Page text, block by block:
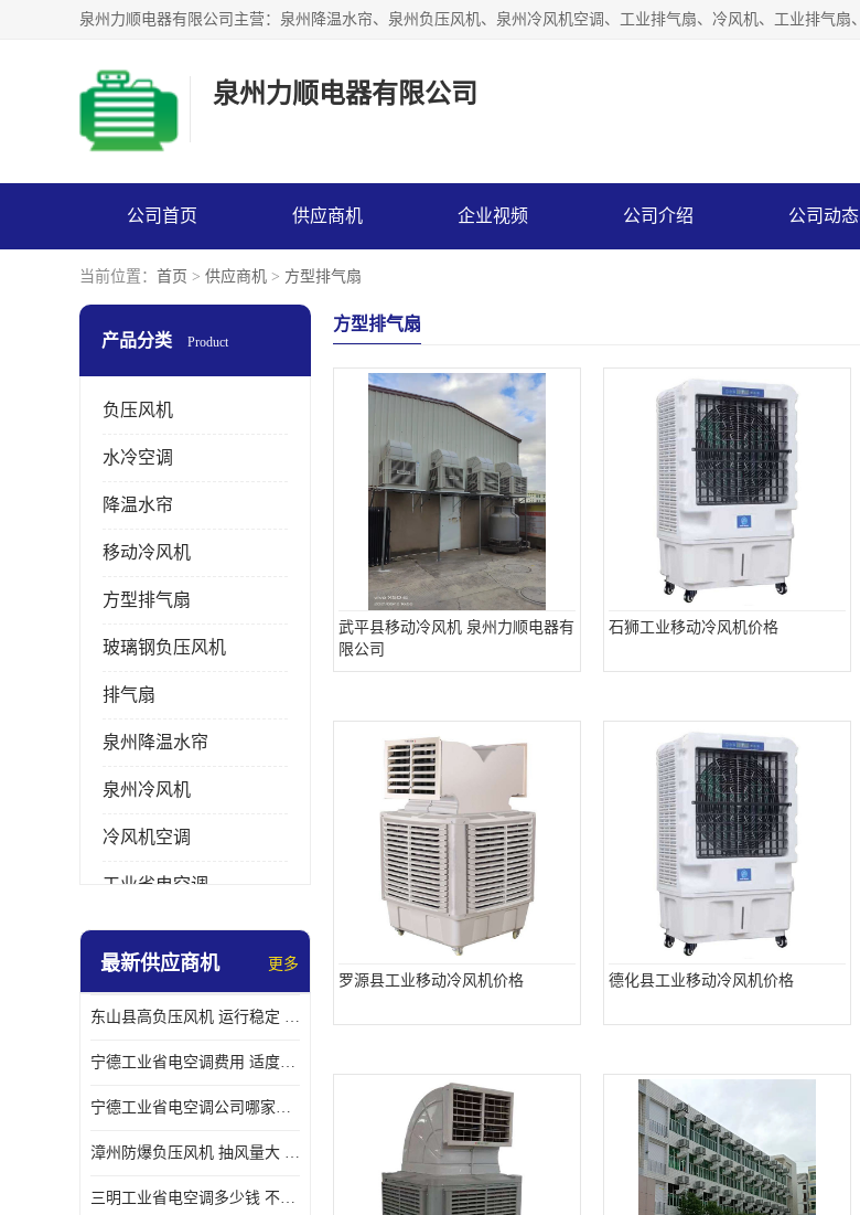
泉州力顺电器有限公司
公司首页 供应商机 企业视频 公司介绍 公司动态
当前位置： 首页 > 供应商机 > 方型排气扇
产品分类 Product
负压风机
水冷空调
降温水帘
移动冷风机
方型排气扇
玻璃钢负压风机
排气扇
泉州降温水帘
泉州冷风机
冷风机空调
工业省电空调
工业大吊扇
最新供应商机 更多
东山县高负压风机 运行稳定 耐高温 防腐蚀
宁德工业省电空调费用 适度较高 节省占用空间
宁德工业省电空调公司哪家好 适度较高 结构紧凑 美观
漳州防爆负压风机 抽风量大 通风降温效果好
三明工业省电空调多少钱 不受管长限制 保持空气湿润
方型排气扇
武平县移动冷风机 泉州力顺电器有
限公司
石狮工业移动冷风机价格
罗源县工业移动冷风机价格 德化县工业移动冷风机价格